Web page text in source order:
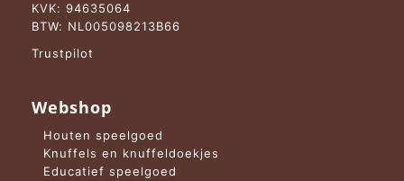
KVK: 94635064
BTW: NL005098213B66
Trustpilot
Webshop
Houten speelgoed
Knuffels en knuffeldoekjes
Educatief speelgoed